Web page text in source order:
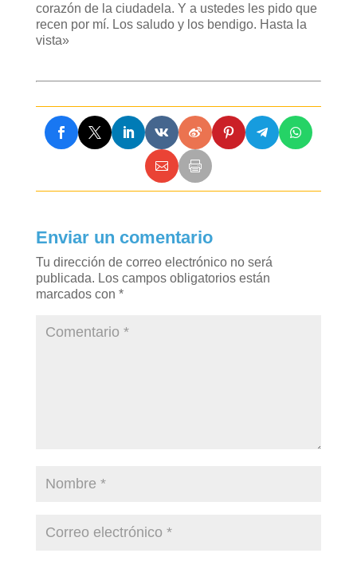
corazón de la ciudadela. Y a ustedes les pido que
recen por mí. Los saludo y los bendigo. Hasta la
vista»
Enviar un comentario
Tu dirección de correo electrónico no será
publicada. Los campos obligatorios están
marcados con *